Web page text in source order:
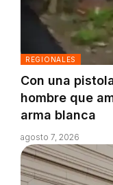
REGIONALES
Con una
hombre que
arma blanca
agosto 7, 2026